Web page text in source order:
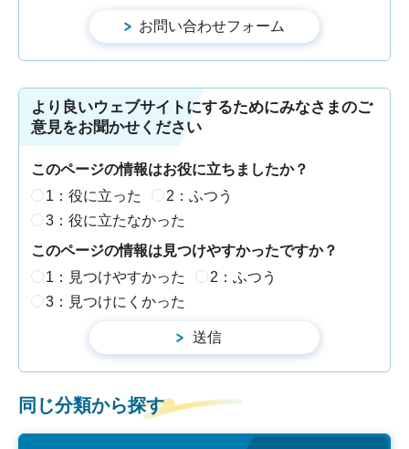
より良いウェブサイトにするためにみなさまのご
意見をお聞かせください
このページの情報はお役に立ちましたか？
1：役に立った
2：ふつう
3：役に立たなかった
このページの情報は見つけやすかったですか？
1：見つけやすかった
2：ふつう
3：見つけにくかった
同じ分類から探す